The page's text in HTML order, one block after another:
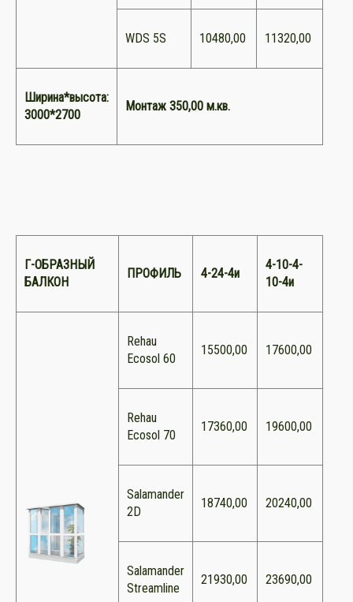
WDS 5S 10480,00 11320,00
Ширина*высота:
3000*2700
Монтаж 350,00 м.кв.
Г-ОБРАЗНЫЙ
БАЛКОН
ПРОФИЛЬ 4-24-4и
4-10-4-
10-4и
Rehau
Ecosol 60
15500,00 17600,00
Rehau
Ecosol 70
17360,00 19600,00
Salamander
2D
18740,00 20240,00
Salamander
Streamline
21930,00 23690,00